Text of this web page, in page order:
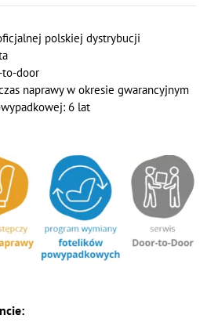
polskiej dystrybucji
to-door
naprawy w okresie gwarancyjnym
6 lat